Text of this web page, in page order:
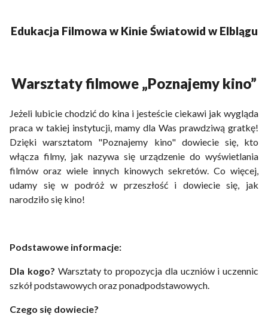
Edukacja Filmowa w Kinie Światowid w Elblągu
Warsztaty filmowe „Poznajemy kino”
Jeżeli lubicie chodzić do kina i jesteście ciekawi jak wygląda
praca w takiej instytucji, mamy dla Was prawdziwą gratkę!
Dzięki warsztatom "Poznajemy kino" dowiecie się, kto
włącza filmy, jak nazywa się urządzenie do wyświetlania
filmów oraz wiele innych kinowych sekretów. Co więcej,
udamy się w podróż w przeszłość i dowiecie się, jak
narodziło się kino!
Podstawowe informacje:
Dla kogo? Warsztaty to propozycja dla uczniów i uczennic
szkół podstawowych oraz ponadpodstawowych.
Czego się dowiecie?